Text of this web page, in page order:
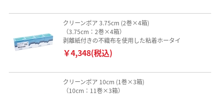
クリーンポア 3.75cm (2巻×4箱)
（3.75cm：2巻×4箱）
剥離紙付きの不織布を使用した粘着ホータイ
￥4,348(税込)
クリーンポア 10cm (1巻×3箱)
（10cm：11巻×3箱）